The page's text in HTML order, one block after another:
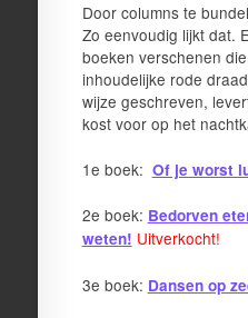
Door columns te
Zo eenvoudig lijkt dat.
boeken verschenen
inhoudelijke rode
wijze geschreven,
kost voor op het
1e boek: Of je worst
2e boek: Bedorven
weten! Uitverkocht!
3e boek: Dansen op